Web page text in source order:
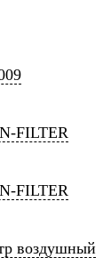
FILTER
FILTER
воздушный